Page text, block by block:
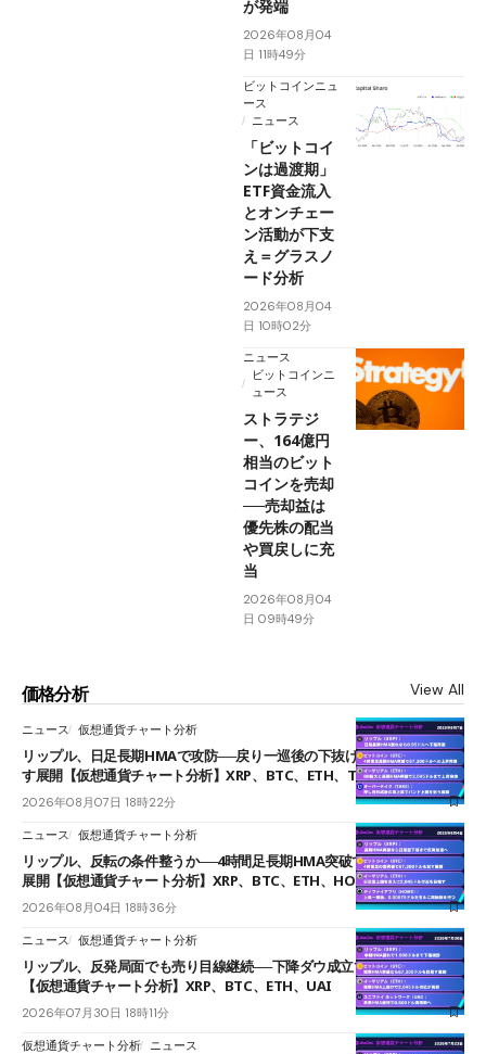
が発端
2026年08月04
日 11時49分
ビットコインニュ
ース
ニュース
「ビットコイ
ンは過渡期」
ETF資金流入
とオンチェー
ン活動が下支
え＝グラスノ
ード分析
2026年08月04
日 10時02分
ニュース
ビットコインニ
ュース
ストラテジ
ー、164億円
相当のビット
コインを売却
──売却益は
優先株の配当
や買戻しに充
当
2026年08月04
日 09時49分
価格分析 View All
ニュース 仮想通貨チャート分析
リップル、日足長期HMAで攻防──戻り一巡後の下抜けで0.95ドルを試
す展開【仮想通貨チャート分析】XRP、BTC、ETH、TAKE
2026年08月07日 18時22分
ニュース 仮想通貨チャート分析
リップル、反転の条件整うか──4時間足長期HMA突破で雲下端を目指す
展開【仮想通貨チャート分析】XRP、BTC、ETH、HOME
2026年08月04日 18時36分
ニュース 仮想通貨チャート分析
リップル、反発局面でも売り目線継続──下降ダウ成立で下値追う展開
【仮想通貨チャート分析】XRP、BTC、ETH、UAI
2026年07月30日 18時11分
仮想通貨チャート分析 ニュース